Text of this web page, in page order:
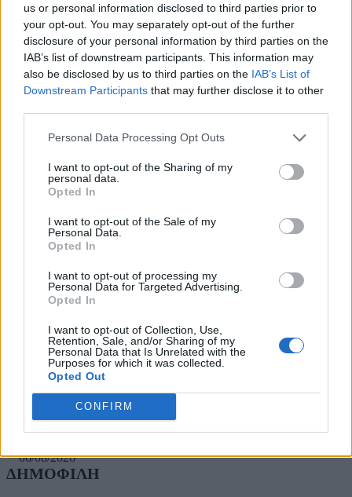
us or personal information disclosed to third parties prior to
your opt-out. You may separately opt-out of the further
disclosure of your personal information by third parties on the
IAB’s list of downstream participants. This information may
also be disclosed by us to third parties on the IAB’s List of
Downstream Participants that may further disclose it to other
Personal Data Processing Opt Outs
I want to opt-out of the Sharing of my
personal data.
Opted In
I want to opt-out of the Sale of my
Personal Data.
Opted In
I want to opt-out of processing my
Personal Data for Targeted Advertising.
Opted In
I want to opt-out of Collection, Use,
Retention, Sale, and/or Sharing of my
Personal Data that Is Unrelated with the
Purposes for which it was collected.
Opted Out
CONFIRM
Τραμπ: «Ήμασταν έτοιμοι για τη μεγαλύτερη
από τον Β’ Παγκόσμιο Πόλεμο – Το Ιράν μας
παρακάλεσε για συνομιλίες»
06/08/2026
«Πυρά» κατά των ΜΜΕ από την «Ελπίδα για τη
Δημοκρατία»: «Όλοι όμως ασχολούνται με την
Καρυστιανού»
Ινστιτούτο Ν.Πουλαντζάς: Αλλαγές μετά την
παραίτηση Ρεπούση από τον ΣΥΡΙΖΑ- Νέος
Παναγιώτης Κορμάς
06/08/2026
Χατζηδάκης: «Στον κάλαθο των αχρήστων οι
αμφισβητήσεις για το καλώδιο της ηλεκτρικής
διασύνδεσης Ελλάδας-Κύπρου»
Μητσοτάκης: «Στρατηγική προτεραιότητα η
βιομηχανία – Στόχος ένα νέο αναπτυξιακό άλμα»
06/08/2026
«Δεν ήθελα να γίνει σαν τον Μπάιντεν»: Η στιγμή
Τραμπ έτρεξε πίσω από μικρό αγόρι σε σκηνή στο
06/08/2026
ΔΗΜΟΦΙΛΗ